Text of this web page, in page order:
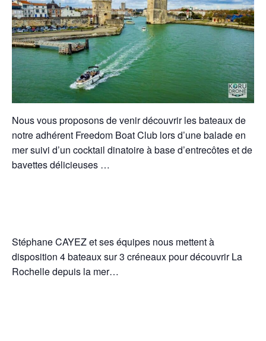
Nous vous proposons de venir découvrir les bateaux de
notre adhérent Freedom Boat Club lors d’une balade en
mer suivi d’un cocktail dinatoire à base d’entrecôtes et de
bavettes délicieuses …
Stéphane CAYEZ et ses équipes nous mettent à
disposition 4 bateaux sur 3 créneaux pour découvrir La
Rochelle depuis la mer…